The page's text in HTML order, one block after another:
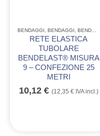
BENDAGGI , BENDAGGI , BENDAGGI
RETE ELASTICA
TUBOLARE
BENDELAST® MISURA
9 – CONFEZIONE 25
METRI
10,12 € (12,35 €IVA incl.)